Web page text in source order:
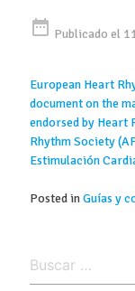
date_range Publicado el
European Heart
document on the
endorsed by Heart
Rhythm Society
Estimulación
Posted inGuías y